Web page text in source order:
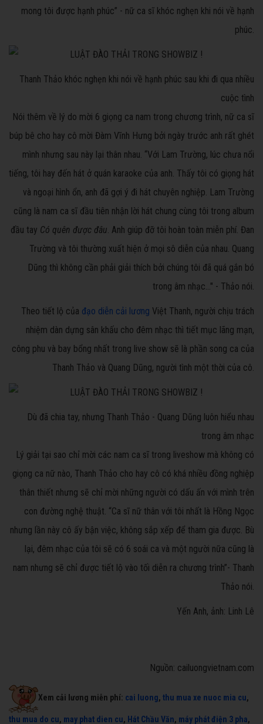
mong tôi được hạnh phúc” - nữ ca sĩ khóc nghẹn khi nói về hạnh
phúc.
Thanh Thảo khóc nghẹn khi nói về hạnh phúc sau khi đi qua nhiều
cuộc tình
Nói thêm về lý do mời 6 giọng ca nam trong chương trình, nữ ca sĩ
búp bê cho hay cô mời Đàm Vĩnh Hưng bởi ngày trước anh rất ghét
mình nhưng sau này lại thân nhau. “Với Lam Trường, lúc chưa nổi
tiếng, tôi hay đến hát ở quán karaoke của anh. Thấy tôi có giọng hát
và ngoại hình ổn, anh đã gợi ý đi hát chuyên nghiệp. Lam Trường
cũng là nam ca sĩ đầu tiên nhận lời hát chung cùng tôi trong album
đầu tay Có quên được đâu. Anh giúp đỡ tôi hoàn toàn miễn phí. Đan
Trường và tôi thường xuất hiện ở mọi sô diễn của nhau. Quang
Dũng thì không cần phải giải thích bởi chúng tôi đã quá gắn bó
trong âm nhạc..." - Thảo nói.
Theo tiết lộ của đạo diễn cải lương Việt Thanh, người chịu trách
nhiệm dàn dựng sân khấu cho đêm nhạc thì tiết mục lãng mạn,
công phu và bay bổng nhất trong live show sẽ là phần song ca của
Thanh Thảo và Quang Dũng, người tình một thời của cô.
Dù đã chia tay, nhưng Thanh Thảo - Quang Dũng luôn hiểu nhau
trong âm nhạc
Lý giải tại sao chỉ mời các nam ca sĩ trong liveshow mà không có
giọng ca nữ nào, Thanh Thảo cho hay cô có khá nhiều đồng nghiệp
thân thiết nhưng sẽ chỉ mời những người có dấu ấn với mình trên
con đường nghệ thuật. “Ca sĩ nữ thân với tôi nhất là Hồng Ngọc
nhưng lần này cô ấy bận việc, không sắp xếp để tham gia được. Bù
lại, đêm nhạc của tôi sẽ có 6 soái ca và một người nữa cũng là
nam nhưng sẽ chỉ được tiết lộ vào tối diễn ra chương trình”- Thanh
Thảo nói.
Yến Anh, ảnh: Linh Lê
Nguồn: cailuongvietnam.com
Xem cải lương miễn phí: cai luong, thu mua xe nuoc mia cu,
thu mua do cu, may phat dien cu, Hát Chầu Văn, máy phát điện 3 pha,